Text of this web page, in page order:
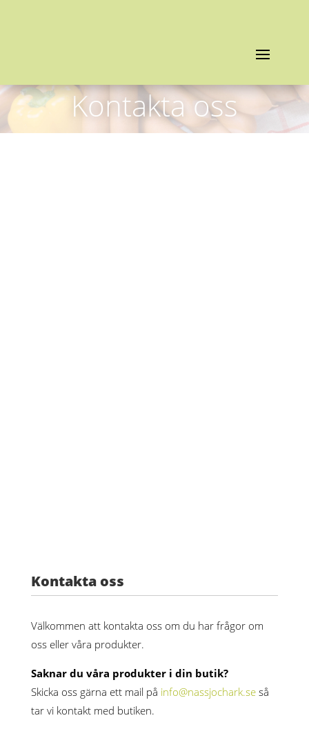
Kontakta oss
Kontakta oss
Välkommen att kontakta oss om du har frågor om
oss eller våra produkter.
Saknar du våra produkter i din butik?
Skicka oss gärna ett mail på info@nassjochark.seså
tar vi kontakt med butiken.